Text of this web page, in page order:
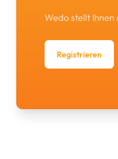
Wedo stellt
Registrieren